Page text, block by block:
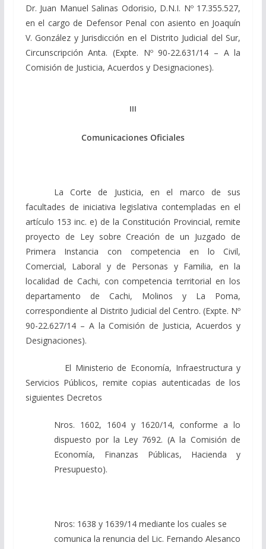
Dr. Juan Manuel Salinas Odorisio, D.N.I. Nº 17.355.527,
en el cargo de Defensor Penal con asiento en Joaquín
V. González y Jurisdicción en el Distrito Judicial del Sur,
Circunscripción Anta. (Expte. Nº 90-22.631/14 – A la
Comisión de Justicia, Acuerdos y Designaciones).
III
Comunicaciones Oficiales
La Corte de Justicia, en el marco de sus
facultades de iniciativa legislativa contempladas en el
artículo 153 inc. e) de la Constitución Provincial, remite
proyecto de Ley sobre Creación de un Juzgado de
Primera Instancia con competencia en lo Civil,
Comercial, Laboral y de Personas y Familia, en la
localidad de Cachi, con competencia territorial en los
departamento de Cachi, Molinos y La Poma,
correspondiente al Distrito Judicial del Centro. (Expte. Nº
90-22.627/14 – A la Comisión de Justicia, Acuerdos y
Designaciones).
El Ministerio de Economía, Infraestructura y
Servicios Públicos, remite copias autenticadas de los
siguientes Decretos
Nros. 1602, 1604 y 1620/14, conforme a lo
dispuesto por la Ley 7692. (A la Comisión de
Economía, Finanzas Públicas, Hacienda y
Presupuesto).
Nros: 1638 y 1639/14 mediante los cuales se
comunica la renuncia del Lic. Fernando Alesanco